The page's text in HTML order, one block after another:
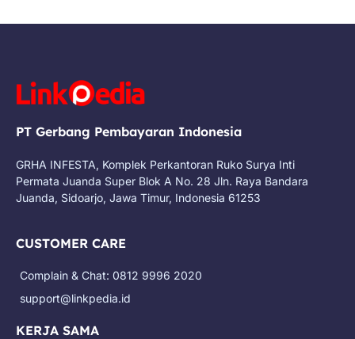
PT Gerbang Pembayaran Indonesia
GRHA INFESTA, Komplek Perkantoran Ruko Surya Inti
Permata Juanda Super Blok A No. 28 Jln. Raya Bandara
Juanda, Sidoarjo, Jawa Timur, Indonesia 61253
CUSTOMER CARE
Complain & Chat: 0812 9996 2020
support@linkpedia.id
KERJA SAMA